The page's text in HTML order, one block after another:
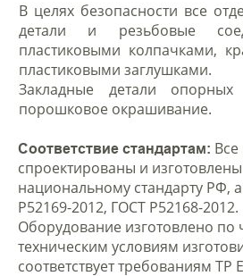
В целях безопасности все
детали и резьбовые
пластиковыми колпачками,
пластиковыми заглушками.
Закладные детали
порошковое окрашивание.
Соответствие стандартам:
спроектированы и
национальному стандарту РФ,
Р52169-2012, ГОСТ Р52168-2012.
Оборудование изготовлено по
техническим условиям
соответствует требованиям ТР